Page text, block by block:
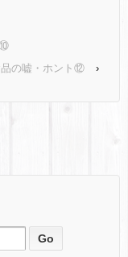
⑩
品の嘘・ホント⑫
›